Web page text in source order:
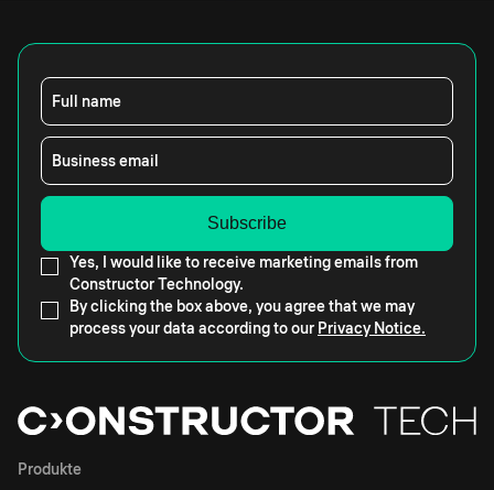
Full name
Business email
Yes, I would like to receive marketing emails from
Constructor Technology.
By clicking the box above, you agree that we may
process your data according to our Privacy Notice.
Produkte